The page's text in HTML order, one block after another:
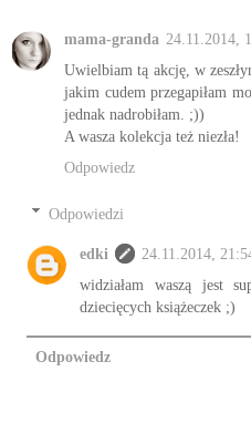
mama-granda 24.11.2014,
Uwielbiam tą akcję, w
jakim cudem przegapiłam
jednak nadrobiłam. ;))
A wasza kolekcja też niezła!
Odpowiedz
Odpowiedzi
edki
24.11.2014,
widziałam waszą jest
dziecięcych książeczek ;)
Odpowiedz